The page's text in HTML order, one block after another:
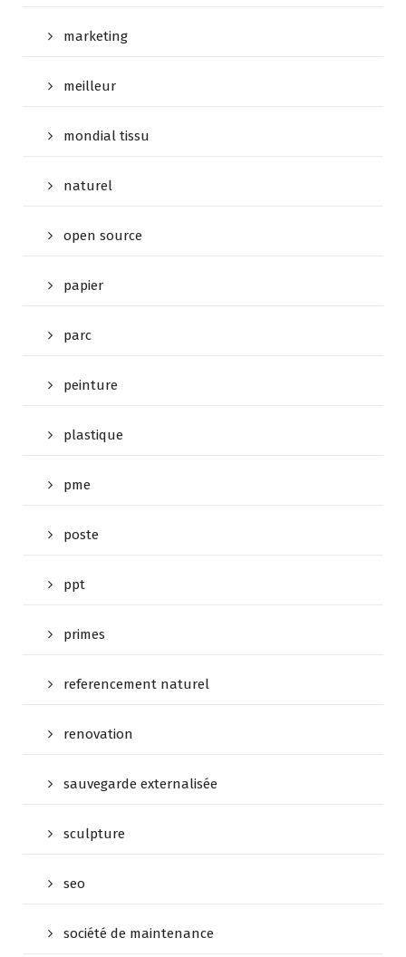
marketing
meilleur
mondial tissu
naturel
open source
papier
parc
peinture
plastique
pme
poste
ppt
primes
referencement naturel
renovation
sauvegarde externalisée
sculpture
seo
société de maintenance